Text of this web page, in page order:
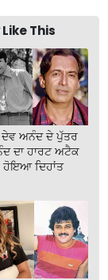
This
ਦੇਵ ਅਨੰਦ ਦੇ ਪੁੱਤਰ
ਦਾ ਹਾਰਟ ਅਟੈਕ
ਹੋਇਆ ਦਿਹਾਂਤ